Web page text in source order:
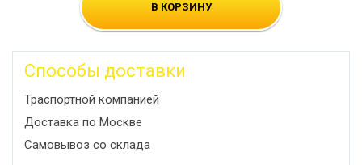
В КОРЗИНУ
Способы доставки
Траспортной компанией
Доставка по Москве
Самовывоз со склада